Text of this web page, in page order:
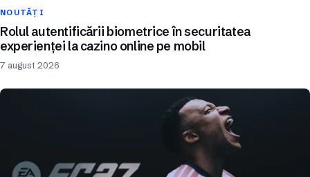
NOUTĂȚI
Rolul autentificării biometrice în securitatea
experienței la cazino online pe mobil
7 august 2026